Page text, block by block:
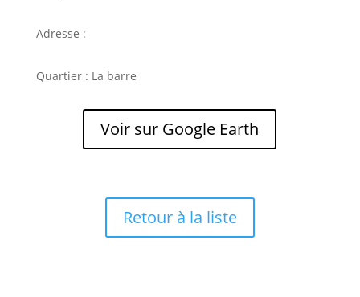
Adresse :
Quartier : La barre
Voir sur Google Earth
Retour à la liste